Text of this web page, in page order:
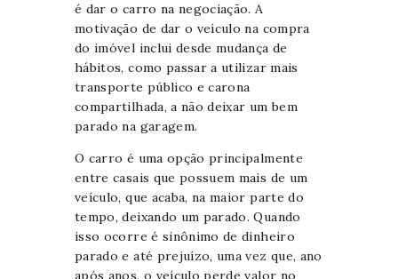
é dar o carro na negociação. A
motivação de dar o veículo na compra
do imóvel inclui desde mudança de
hábitos, como passar a utilizar mais
transporte público e carona
compartilhada, a não deixar um bem
parado na garagem.
O carro é uma opção principalmente
entre casais que possuem mais de um
veículo, que acaba, na maior parte do
tempo, deixando um parado. Quando
isso ocorre é sinônimo de dinheiro
parado e até prejuízo, uma vez que, ano
após anos, o veículo perde valor no